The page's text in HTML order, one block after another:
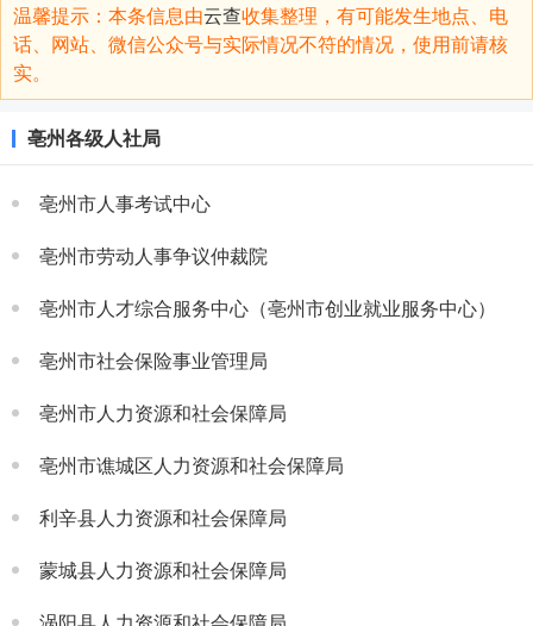
温馨提示：本条信息由云查收集整理，有可能发生地点、电
话、网站、微信公众号与实际情况不符的情况，使用前请核
实。
亳州各级人社局
亳州市人事考试中心
亳州市劳动人事争议仲裁院
亳州市人才综合服务中心（亳州市创业就业服务中心）
亳州市社会保险事业管理局
亳州市人力资源和社会保障局
亳州市谯城区人力资源和社会保障局
利辛县人力资源和社会保障局
蒙城县人力资源和社会保障局